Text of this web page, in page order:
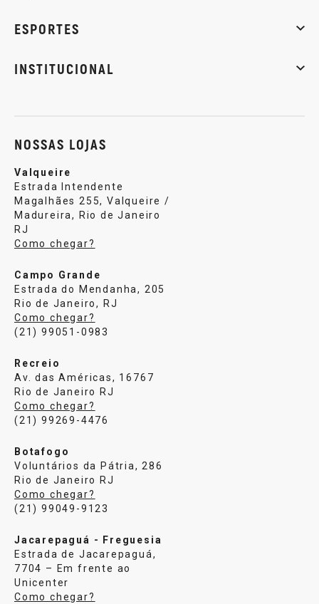
ESPORTES
INSTITUCIONAL
NOSSAS LOJAS
Valqueire
Estrada Intendente
Magalhães 255, Valqueire /
Madureira, Rio de Janeiro
RJ
Como chegar?
Campo Grande
Estrada do Mendanha, 205
Rio de Janeiro, RJ
Como chegar?
(21) 99051-0983
Recreio
Av. das Américas, 16767
Rio de Janeiro RJ
Como chegar?
(21) 99269-4476
Botafogo
Voluntários da Pátria, 286
Rio de Janeiro RJ
Como chegar?
(21) 99049-9123
Jacarepaguá - Freguesia
Estrada de Jacarepaguá,
7704 – Em frente ao
Unicenter
Como chegar?